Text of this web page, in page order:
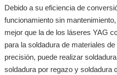
Debido a su eficiencia de
funcionamiento sin
mejor que la de los láseres YAG
para la soldadura de materiales
precisión, puede realizar
soldadura por regazo y soldadura